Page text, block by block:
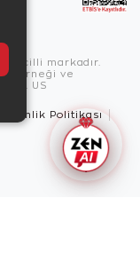
markadır.
Derneği ve
US
Güvenlik Politikası